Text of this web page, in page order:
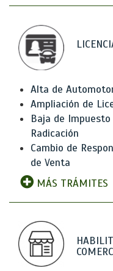
Alta de
Ampliación de
Baja de
Radicación
Cambio de
de Venta
MÁS TRÁMITES